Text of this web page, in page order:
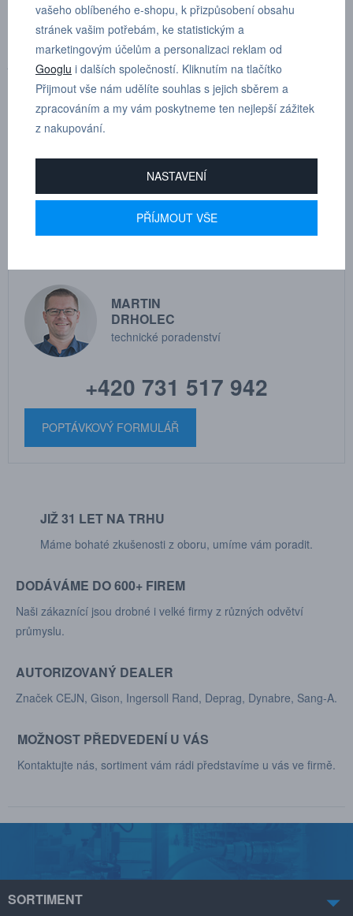
Pro možnost množstevní slevy nás kontaktujte
prostřednictvím poptávkového formuláře.
Spirálová hadice, pracovní délka 4m,
osazená bezpečnostní rychlospojkou
e-Safe série 320 a vsuvkou.
Délka hadice 4
MARTIN
DRHOLEC
technické poradenství
+420 731 517 942
POPTÁVKOVÝ FORMULÁŘ
JIŽ 31 LET NA TRHU
Máme bohaté zkušenosti z oboru, umíme vám poradit.
DODÁVÁME DO 600+ FIREM
Naši zákaznící jsou drobné i velké firmy z různých odvětví
průmyslu.
AUTORIZOVANÝ DEALER
Značek CEJN, Gison, Ingersoll Rand, Deprag, Dynabre, Sang-A.
MOŽNOST PŘEDVEDENÍ U VÁS
Kontaktujte nás, sortiment vám rádi představíme u vás ve firmě.
SORTIMENT
vašeho oblíbeného e-shopu, k přizpůsobení obsahu
stránek vašim potřebám, ke statistickým a
marketingovým účelům a personalizaci reklam od
Googlu i dalších společností. Kliknutím na tlačítko
Přijmout vše nám udělíte souhlas s jejich sběrem a
zpracováním a my vám poskytneme ten nejlepší zážitek
z nakupování.
NASTAVENÍ
PŘÍJMOUT VŠE